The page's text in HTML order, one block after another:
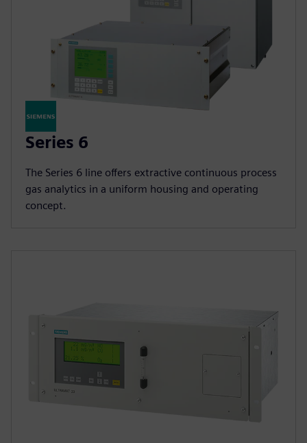
Series 6
The Series 6 line offers extractive continuous process
gas analytics in a uniform housing and operating
concept.